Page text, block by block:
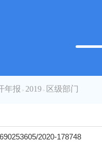
年报 >2019 > 区级部门
2020-178748